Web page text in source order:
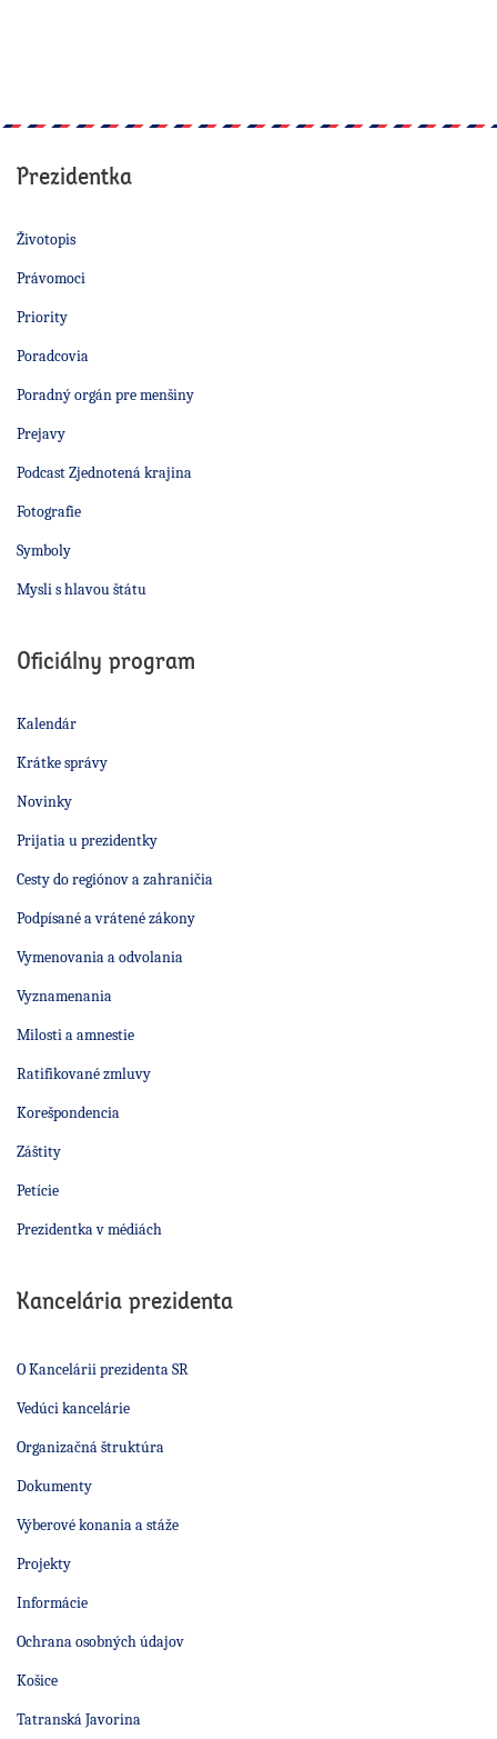
Prezidentka
Životopis
Právomoci
Priority
Poradcovia
Poradný orgán pre menšiny
Prejavy
Podcast Zjednotená krajina
Fotografie
Symboly
Mysli s hlavou štátu
Oficiálny program
Kalendár
Krátke správy
Novinky
Prijatia u prezidentky
Cesty do regiónov a zahraničia
Podpísané a vrátené zákony
Vymenovania a odvolania
Vyznamenania
Milosti a amnestie
Ratifikované zmluvy
Korešpondencia
Záštity
Petície
Prezidentka v médiách
Kancelária prezidenta
O Kancelárii prezidenta SR
Vedúci kancelárie
Organizačná štruktúra
Dokumenty
Výberové konania a stáže
Projekty
Informácie
Ochrana osobných údajov
Košice
Tatranská Javorina